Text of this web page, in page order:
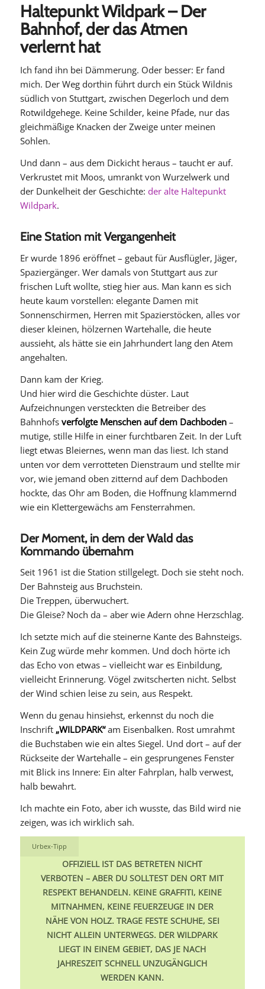
Haltepunkt Wildpark – Der
Bahnhof, der das Atmen
verlernt hat
Ich fand ihn bei Dämmerung. Oder besser: Er fand
mich. Der Weg dorthin führt durch ein Stück Wildnis
südlich von Stuttgart, zwischen Degerloch und dem
Rotwildgehege. Keine Schilder, keine Pfade, nur das
gleichmäßige Knacken der Zweige unter meinen
Sohlen.
Und dann – aus dem Dickicht heraus – taucht er auf.
Verkrustet mit Moos, umrankt von Wurzelwerk und
der Dunkelheit der Geschichte: der alte Haltepunkt
Wildpark.
Eine Station mit Vergangenheit
Er wurde 1896 eröffnet – gebaut für Ausflügler, Jäger,
Spaziergänger. Wer damals von Stuttgart aus zur
frischen Luft wollte, stieg hier aus. Man kann es sich
heute kaum vorstellen: elegante Damen mit
Sonnenschirmen, Herren mit Spazierstöcken, alles vor
dieser kleinen, hölzernen Wartehalle, die heute
aussieht, als hätte sie ein Jahrhundert lang den Atem
angehalten.
Dann kam der Krieg.
Und hier wird die Geschichte düster. Laut
Aufzeichnungen versteckten die Betreiber des
Bahnhofs verfolgte Menschen auf dem Dachboden–
mutige, stille Hilfe in einer furchtbaren Zeit. In der Luft
liegt etwas Bleiernes, wenn man das liest. Ich stand
unten vor dem verrotteten Dienstraum und stellte mir
vor, wie jemand oben zitternd auf dem Dachboden
hockte, das Ohr am Boden, die Hoffnung klammernd
wie ein Klettergewächs am Fensterrahmen.
Der Moment, in dem der Wald das
Kommando übernahm
Seit 1961 ist die Station stillgelegt. Doch sie steht noch.
Der Bahnsteig aus Bruchstein.
Die Treppen, überwuchert.
Die Gleise? Noch da – aber wie Adern ohne Herzschlag.
Ich setzte mich auf die steinerne Kante des Bahnsteigs.
Kein Zug würde mehr kommen. Und doch hörte ich
das Echo von etwas – vielleicht war es Einbildung,
vielleicht Erinnerung. Vögel zwitscherten nicht. Selbst
der Wind schien leise zu sein, aus Respekt.
Wenn du genau hinsiehst, erkennst du noch die
Inschrift „WILDPARK“am Eisenbalken. Rost umrahmt
die Buchstaben wie ein altes Siegel. Und dort – auf der
Rückseite der Wartehalle – ein gesprungenes Fenster
mit Blick ins Innere: Ein alter Fahrplan, halb verwest,
halb bewahrt.
Ich machte ein Foto, aber ich wusste, das Bild wird nie
zeigen, was ich wirklich sah.
Urbex-Tipp
OFFIZIELL IST DAS BETRETEN NICHT
VERBOTEN – ABER DU SOLLTEST DEN ORT MIT
RESPEKT BEHANDELN. KEINE GRAFFITI, KEINE
MITNAHMEN, KEINE FEUERZEUGE IN DER
NÄHE VON HOLZ. TRAGE FESTE SCHUHE, SEI
NICHT ALLEIN UNTERWEGS. DER WILDPARK
LIEGT IN EINEM GEBIET, DAS JE NACH
JAHRESZEIT SCHNELL UNZUGÄNGLICH
WERDEN KANN.